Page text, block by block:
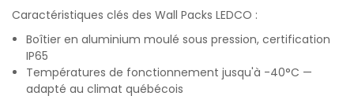
Caractéristiques clés des Wall Packs LEDCO :
Boîtier en aluminium moulé sous pression, certification
IP65
Températures de fonctionnement jusqu'à -40°C —
adapté au climat québécois